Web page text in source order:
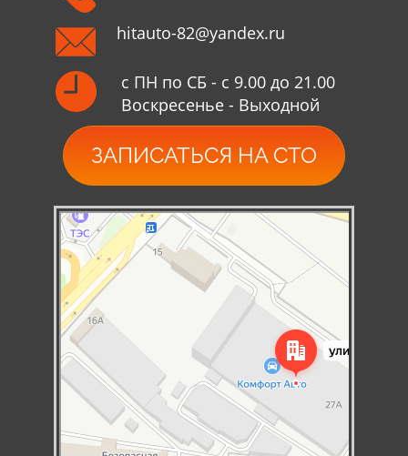
hitauto-82@yandex.ru
с ПН по СБ - с 9.00 до 21.00
Воскресенье - Выходной
ЗАПИСАТЬСЯ НА СТО
Симферополь
Яндекс Карты — транспорт, навигация, поиск мест